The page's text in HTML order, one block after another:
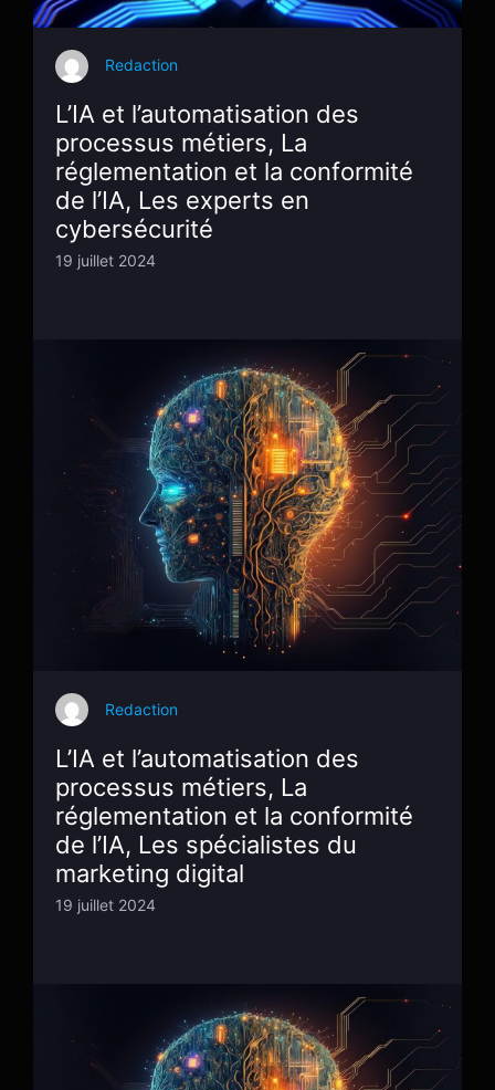
Redaction
L’IA et l’automatisation des
processus métiers, La
réglementation et la conformité
de l’IA, Les experts en
cybersécurité
19 juillet 2024
Redaction
L’IA et l’automatisation des
processus métiers, La
réglementation et la conformité
de l’IA, Les spécialistes du
marketing digital
19 juillet 2024